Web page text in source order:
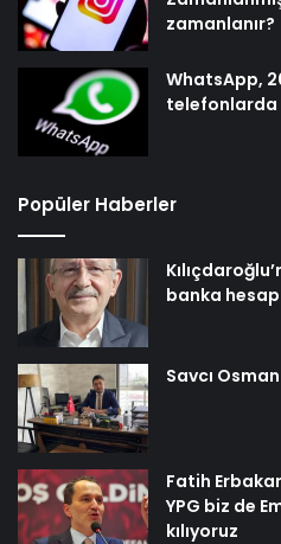
zamanlanır?
WhatsApp,
telefonlarda
Popüler Haberler
banka
Savcı
Fatih
YPG biz de
kılıyoruz